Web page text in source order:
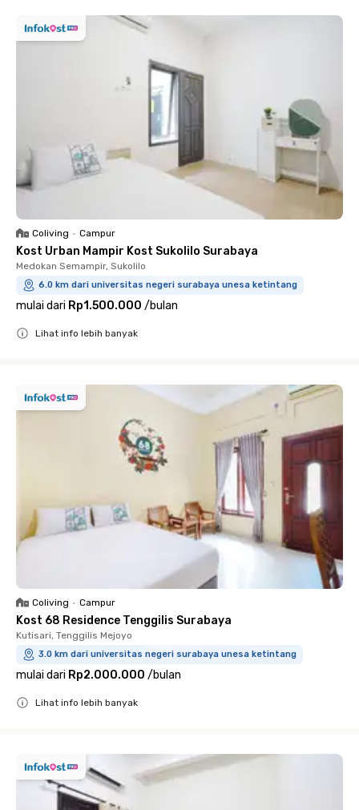
Coliving • Campur
Kost Urban Mampir Kost Sukolilo Surabaya
Medokan Semampir, Sukolilo
6.0 km dari universitas negeri surabaya unesa ketintang
mulai dari Rp1.500.000 /bulan
Lihat info lebih banyak
Coliving • Campur
Kost 68 Residence Tenggilis Surabaya
Kutisari, Tenggilis Mejoyo
3.0 km dari universitas negeri surabaya unesa ketintang
mulai dari Rp2.000.000 /bulan
Lihat info lebih banyak